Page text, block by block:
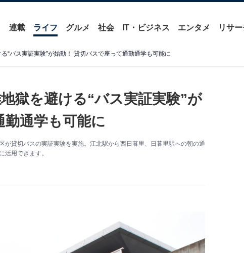
連載 ライフ グルメ 社会 IT・ビジネス エンタメ リサ
“バス実証実験”が始動！ 貸切バスで座って通勤通学も可能に
獄を避ける“バス実証実験”が
通学も可能に
が貸切バスの実証実験を実施。江北駅から西日暮里、日暮里駅への朝の通
活用できます。